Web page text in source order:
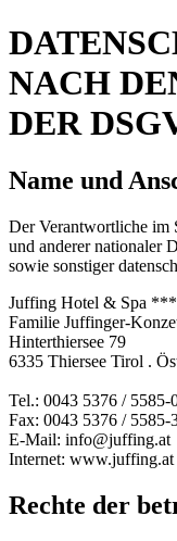
NACH
DER
Name und
Der Verantwortliche im
und anderer nationaler
sowie sonstiger
Juffing Hotel & Spa
Familie Juffinger-
Hinterthiersee 79
6335 Thiersee Tirol .
Tel.: 0043 5376 / 5585-
Fax: 0043 5376 / 5585-
E-Mail: info@juffing.at
Internet: www.juffing.at
Rechte der